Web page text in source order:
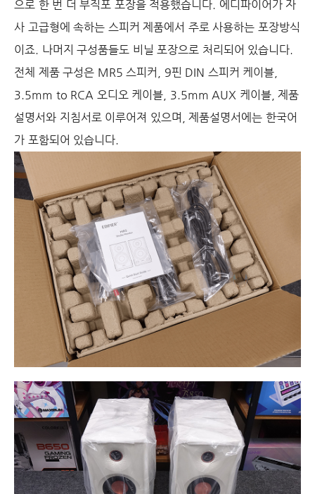
으로 한 번 더 부직포 포장을 적용했습니다. 에디파이어가 자
사 고급형에 속하는 스피커 제품에서 주로 사용하는 포장방식
이죠. 나머지 구성품들도 비닐 포장으로 처리되어 있습니다.
전체 제품 구성은 MR5 스피커, 9핀 DIN 스피커 케이블,
3.5mm to RCA 오디오 케이블, 3.5mm AUX 케이블, 제품
설명서와 지침서로 이루어져 있으며, 제품설명서에는 한국어
가 포함되어 있습니다.